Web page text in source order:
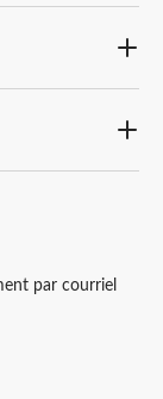
par courriel